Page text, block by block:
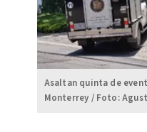
Asaltan quinta de
Monterrey / Foto: